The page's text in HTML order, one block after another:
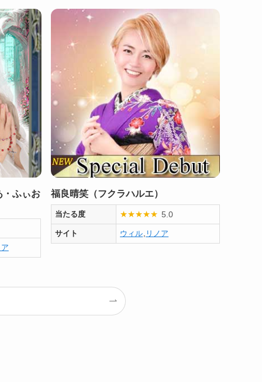
・ふぃお
ア
福良晴笑（フクラハルエ）
当たる度 ★★★★★ 5.0
サイト ウィル, リノア